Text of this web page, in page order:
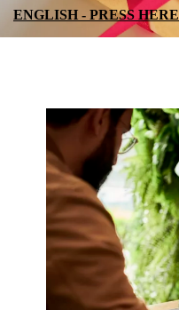
ENGLISH - PRESS HERE